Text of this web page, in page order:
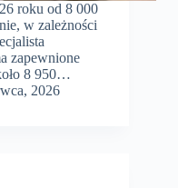
roku od 8 000
w zależności
zapewnione
8 950…
2026